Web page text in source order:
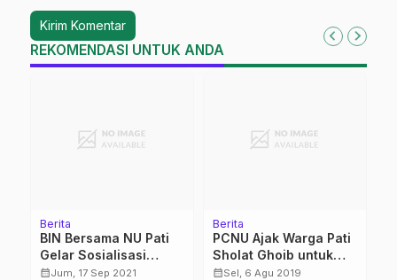
REKOMENDASI UNTUK ANDA
Berita
BIN Bersama NU Pati
Gelar Sosialisasi
Kebiasaan Baru
calendar_monthJum, 17 Sep 2021
Berita
PCNU Ajak Warga Pati
Sholat Ghoib untuk
Mbah Maimun
calendar_monthSel, 6 Agu 2019